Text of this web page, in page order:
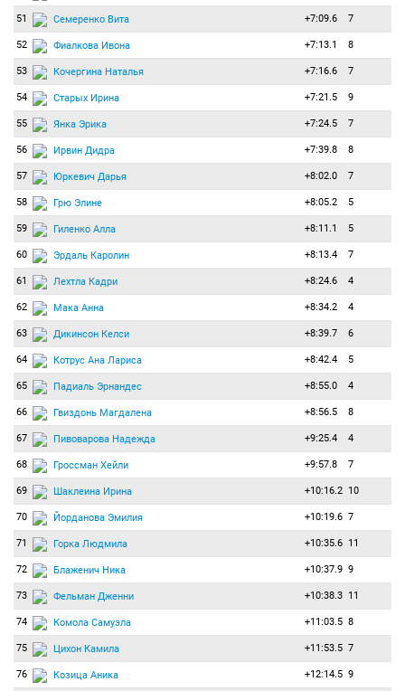
51 Семеренко Вита +7:09.6 7
52 Фиалкова Ивона +7:13.1 8
53 Кочергина Наталья +7:16.6 7
54 Старых Ирина +7:21.5 9
55 Янка Эрика +7:24.5 7
56 Ирвин Дидра +7:39.8 8
57 Юркевич Дарья +8:02.0 7
58 Грю Элине +8:05.2 5
59 Гиленко Алла +8:11.1 5
60 Эрдаль Каролин +8:13.4 7
61 Лехтла Кадри +8:24.6 4
62 Мака Анна +8:34.2 4
63 Дикинсон Келси +8:39.7 6
64 Котрус Ана Лариса +8:42.4 5
65 Падиаль Эрнандес +8:55.0 4
66 Гвиздонь Магдалена +8:56.5 8
67 Пивоварова Надежда +9:25.4 4
68 Гроссман Хейли +9:57.8 7
69 Шаклеина Ирина +10:16.2 10
70 Йорданова Эмилия +10:19.6 7
71 Горка Людмила +10:35.6 11
72 Блаженич Ника +10:37.9 9
73 Фельман Дженни +10:38.3 11
74 Комола Самуэла +11:03.5 8
75 Цихон Камила +11:53.5 7
76 Козица Аника +12:14.5 9